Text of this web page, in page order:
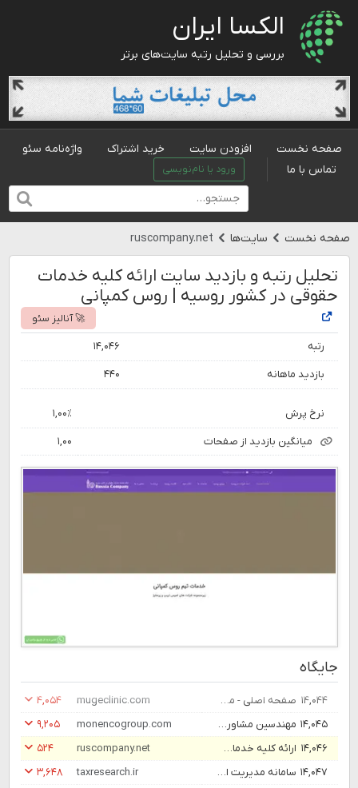
الکسا ایران
بررسی و تحلیل رتبه سایت‌های برتر
صفحه نخست افزودن سایت خرید اشتراک
واژه‌نامه سئو
تماس با ما
ورود یا نام‌نویسی
صفحه نخست سایت‌ها ruscompany.net
تحلیل رتبه و بازدید سایت ارائه کلیه خدمات
حقوقی در کشور روسیه | روس کمپانی
🚀 آنالیز سئو
رتبه ۱۴,۰۴۶
بازدید ماهانه ۴۴۰
نرخ پرش ۱,۰۰٪
میانگین بازدید از صفحات ۱,۰۰
جایگاه
۱۴,۰۴۴ صفحه اصلی - موگه کلینیک mugeclinic.com
۴,۰۵۴
۱۴,۰۴۵
مهندسین مشاور موننكو ایران monencogroup.com
۹,۲۰۵
۱۴,۰۴۶
ارائه کلیه خدمات حقوقی در کشور روسیه | روس کمپانی ruscompany.net
۵۲۴
۱۴,۰۴۷
سامانه مدیریت اطلاعات پژوهشی سازمان امور مالیاتی کشور taxresearch.ir
۳,۶۴۸